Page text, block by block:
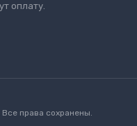
оплату.
права сохранены.